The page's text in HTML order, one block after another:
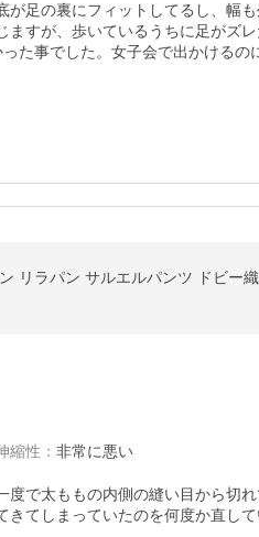
が足の裏にフィットしてるし、幅
すが、歩いているうちに足がズ
た事でした。女子会で出かけるの
縮性 ： 非常に悪い
で太ももの内側の縫い目から切
てしまっていたのを何度か直し